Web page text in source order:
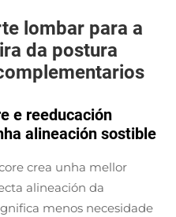
lombar para a
da postura
e reeducación
alineación sostible
crea unha mellor
alineación da
menos necesidade